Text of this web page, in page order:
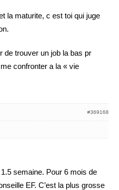
la maturite, c est toi qui juge
de trouver un job la bas pr
confronter a la « vie
#369168
semaine. Pour 6 mois de
EF. C’est la plus grosse